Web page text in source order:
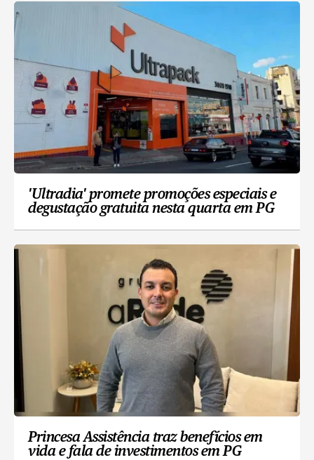
'Ultradia' promete promoções especiais e
degustação gratuita nesta quarta em PG
Princesa Assistência traz benefícios em
vida e fala de investimentos em PG